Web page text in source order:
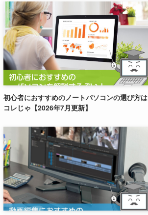
初心者におすすめのノートパソコンの選び方は
コレじゃ【2026年7月更新】